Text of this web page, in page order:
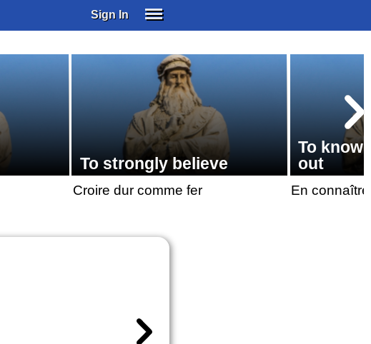
Sign In
SUBSCRIBE
EDUCATIONAL LICENSES
GIFT CARDS
OTHER LANGUAGES
ABOUT US
ALEXA
ADJUST COLORS
To strongly believe
Croire dur comme fer
To know
out
En